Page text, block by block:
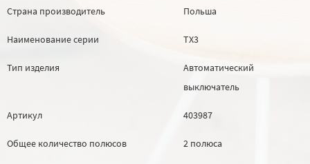
Страна производитель Польша
Наименование серии TX3
Тип изделия
Автоматический
выключатель
Артикул 403987
Общее количество полюсов 2 полюса